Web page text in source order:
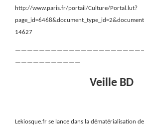
http://www.paris.fr/portail/Culture/Portal.lut?
14627
———————————
Veille BD
Lekiosque.fr se lance dans la dématérialisation